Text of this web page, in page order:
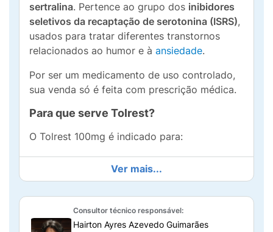
sertralina. Pertence ao grupo dos inibidores
seletivos da recaptação de serotonina (ISRS),
usados para tratar diferentes transtornos
relacionados ao humor e à ansiedade.
Por ser um medicamento de uso controlado,
sua venda só é feita com prescrição médica.
Para que serve Tolrest?
O Tolrest 100mg é indicado para:
Depressãoe prevenção de recaídas;
Transtorno obsessivo-compulsivo (TOC),
tanto em adultos quanto em crianças a
partir de 6 anos;
Ver mais...
Consultor técnico responsável:
Hairton Ayres Azevedo Guimarães